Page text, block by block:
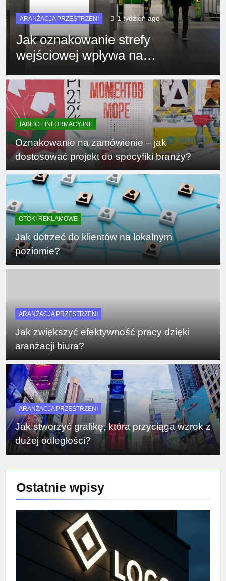
ARANŻACJA PRZESTRZENI 1 tydzień ago
Jak oznakowanie strefy
wejściowej wpływa na
TABLICE INFORMACYJNE
Oznakowanie na zamówienie – jak
dostosować projekt do specyfiki branży?
OTOKI REKLAMOWE
Jak dotrzeć do klientów na lokalnym
poziomie?
ARANŻACJA PRZESTRZENI
Jak zwiększyć efektywność pracy dzięki
aranżacji biura?
ARANŻACJA PRZESTRZENI
Jak stworzyć grafikę, która przyciąga wzrok z
dużej odległości?
Ostatnie wpisy